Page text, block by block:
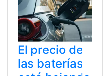
El precio de
las baterías